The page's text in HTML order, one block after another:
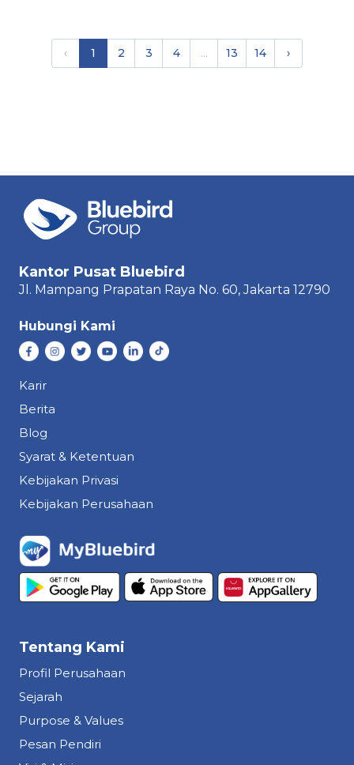
‹ 1 2 3 4 ... 13 14 ›
Kantor Pusat Bluebird
Jl. Mampang Prapatan Raya No. 60,Jakarta 12790
Hubungi Kami
Karir
Berita
Blog
Syarat & Ketentuan
Kebijakan Privasi
Kebijakan Perusahaan
Tentang Kami
Profil Perusahaan
Sejarah
Purpose & Values
Pesan Pendiri